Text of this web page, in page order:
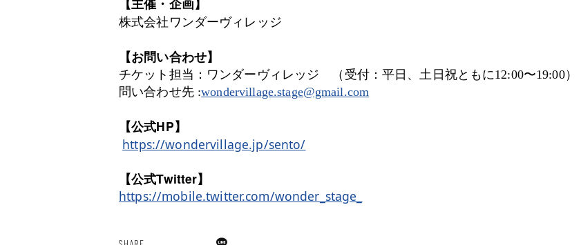
株式会社ワンダーヴィレッジ
【お問い合わせ】
チケット担当：ワンダーヴィレッジ （受付：平⽇、⼟⽇祝ともに12:00〜19:00）
問い合わせ先 :wondervillage.stage@gmail.com
【公式HP】
https://wondervillage.jp/sento/
【公式Twitter】
https://mobile.twitter.com/wonder_stage_